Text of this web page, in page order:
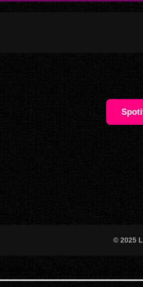
© 2025
‘Scooby’: Ariel de Cuba monta el lío del